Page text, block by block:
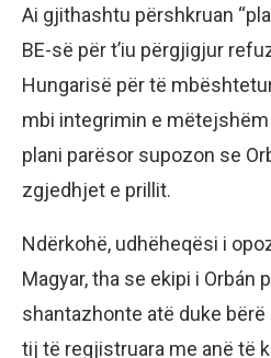
Ai gjithashtu përshkruan
BE-së për t’iu përgjigjur
Hungarisë për të
mbi integrimin e mëtejshëm
plani parësor supozon se
zgjedhjet e prillit.
Ndërkohë, udhëheqësi i
Magyar, tha se ekipi i Orbán
shantazhonte atë duke
tij të regjistruara me anë të